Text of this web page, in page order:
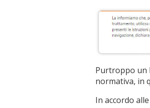
Purtroppo un
normativa, in
In accordo